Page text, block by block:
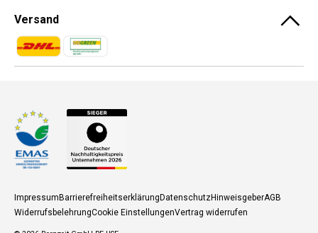
Versand
Zahlungsmethoden
Zahlungsmethoden
ImpressumBarrierefreiheitserklärungDatenschutzHinweisgeberAGB
WiderrufsbelehrungCookie EinstellungenVertrag widerrufen